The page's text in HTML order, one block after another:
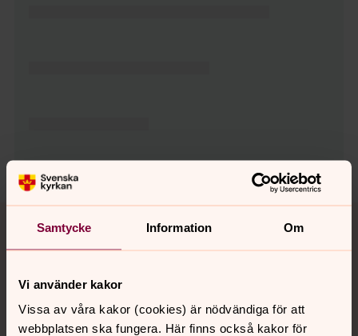
Samtycke Information Om
Vi använder kakor
Vissa av våra kakor (cookies) är nödvändiga för att
webbplatsen ska fungera. Här finns också kakor för
Tillbaka till toppen
Tillbaka till innehållet
Kontakt